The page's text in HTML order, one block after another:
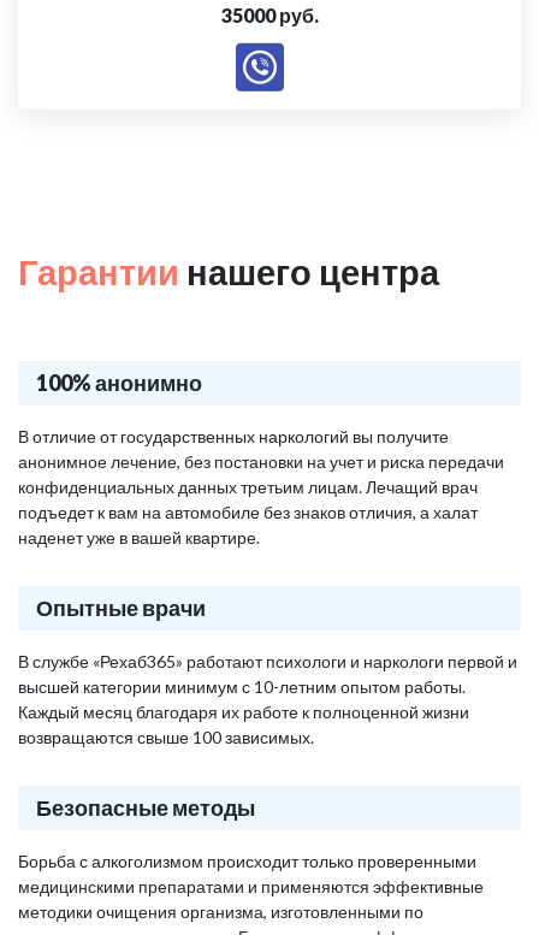
35000 руб.
Гарантии нашего центра
100% анонимно
В отличие от государственных наркологий вы получите
анонимное лечение, без постановки на учет и риска передачи
конфиденциальных данных третьим лицам. Лечащий врач
подъедет к вам на автомобиле без знаков отличия, а халат
наденет уже в вашей квартире.
Опытные врачи
В службе «Рехаб365» работают психологи и наркологи первой и
высшей категории минимум с 10-летним опытом работы.
Каждый месяц благодаря их работе к полноценной жизни
возвращаются свыше 100 зависимых.
Безопасные методы
Борьба с алкоголизмом происходит только проверенными
медицинскими препаратами и применяются эффективные
методики очищения организма, изготовленными по